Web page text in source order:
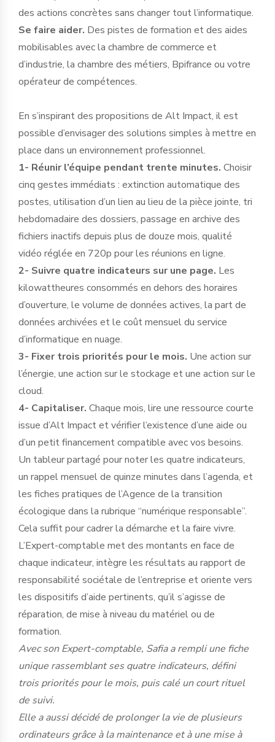
des actions concrètes sans changer tout l’informatique.
Se faire aider. Des pistes de formation et des aides
mobilisables avec la chambre de commerce et
d’industrie, la chambre des métiers, Bpifrance ou votre
opérateur de compétences.
En s’inspirant des propositions de Alt Impact, il est
possible d’envisager des solutions simples à mettre en
place dans un environnement professionnel.
1- Réunir l’équipe pendant trente minutes. Choisir
cinq gestes immédiats : extinction automatique des
postes, utilisation d’un lien au lieu de la pièce jointe, tri
hebdomadaire des dossiers, passage en archive des
fichiers inactifs depuis plus de douze mois, qualité
vidéo réglée en 720p pour les réunions en ligne.
2- Suivre quatre indicateurs sur une page. Les
kilowattheures consommés en dehors des horaires
d’ouverture, le volume de données actives, la part de
données archivées et le coût mensuel du service
d’informatique en nuage.
3- Fixer trois priorités pour le mois. Une action sur
l’énergie, une action sur le stockage et une action sur le
cloud.
4- Capitaliser. Chaque mois, lire une ressource courte
issue d’Alt Impact et vérifier l’existence d’une aide ou
d’un petit financement compatible avec vos besoins.
Un tableur partagé pour noter les quatre indicateurs,
un rappel mensuel de quinze minutes dans l’agenda, et
les fiches pratiques de l’Agence de la transition
écologique dans la rubrique “numérique responsable”.
Cela suffit pour cadrer la démarche et la faire vivre.
L’Expert-comptable met des montants en face de
chaque indicateur, intègre les résultats au rapport de
responsabilité sociétale de l’entreprise et oriente vers
les dispositifs d’aide pertinents, qu’il s’agisse de
réparation, de mise à niveau du matériel ou de
formation.
Avec son Expert-comptable, Safia a rempli une fiche
unique rassemblant ses quatre indicateurs, défini
trois priorités pour le mois, puis calé un court rituel
de suivi.
Elle a aussi décidé de prolonger la vie de plusieurs
ordinateurs grâce à la maintenance et à une mise à